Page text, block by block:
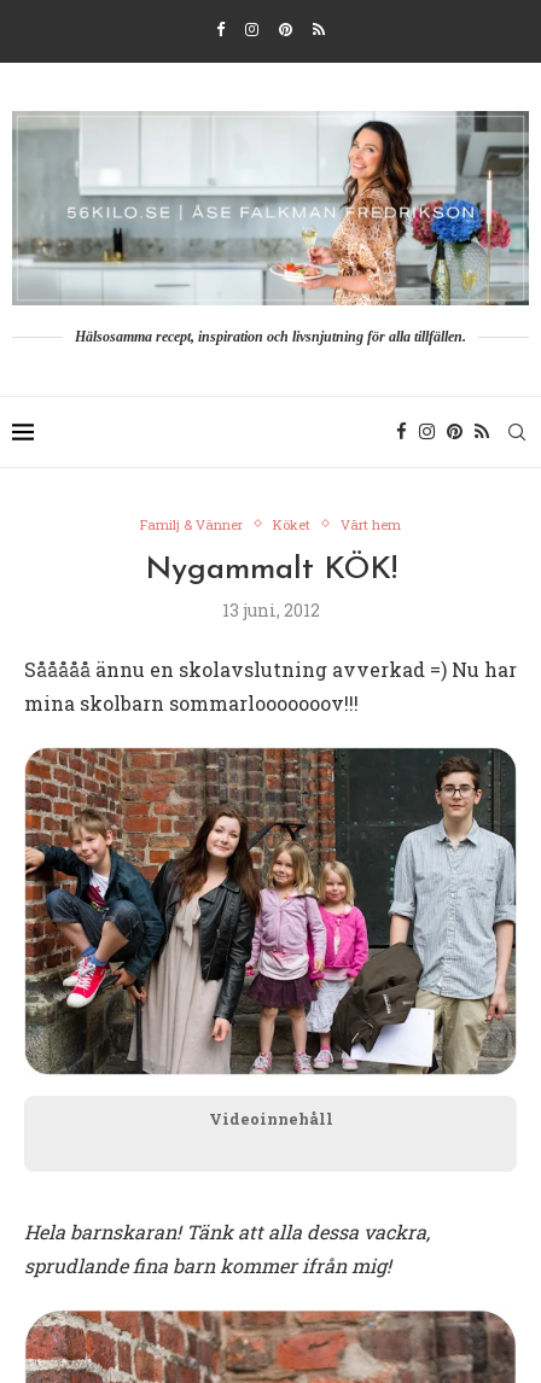
Hälsosamma recept, inspiration och livsnjutning för alla tillfällen.
Familj & Vänner Köket Vårt hem
Nygammalt KÖK!
13 juni, 2012
Sååååå ännu en skolavslutning avverkad =) Nu har
mina skolbarn sommarlooooooov!!!
Videoinnehåll
Hela barnskaran! Tänk att alla dessa vackra,
sprudlande fina barn kommer ifrån mig!